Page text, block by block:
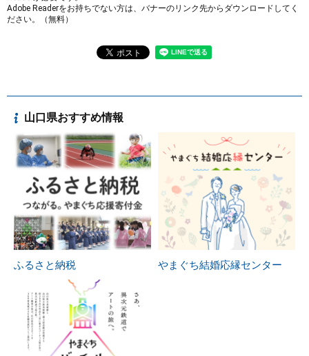
Adobe Readerをお持ちでない方は、バナーのリンク先からダウンロードしてく
ださい。（無料）
山口県おすすめ情報
ふるさと納税 やまぐち結婚応縁センター